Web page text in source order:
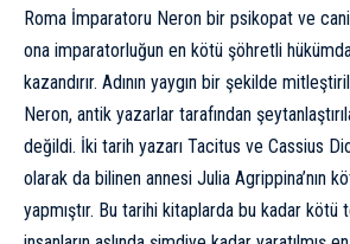
Roma İmparatoru Neron bir psikopat ve
ona imparatorluğun en kötü şöhretli
kazandırır. Adının yaygın bir şekilde
Neron, antik yazarlar tarafından
değildi. İki tarih yazarı Tacitus ve Cassius
olarak da bilinen annesi Julia Agrippina’nın
yapmıştır. Bu tarihi kitaplarda bu kadar